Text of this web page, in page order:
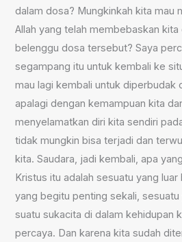
dalam dosa? Mungkinkah kita mau
Allah yang telah membebaskan kita
belenggu dosa tersebut? Saya
segampang itu untuk kembali ke
mau lagi kembali untuk diperbudak
apalagi dengan kemampuan kita
menyelamatkan diri kita sendiri
tidak mungkin bisa terjadi dan
kita. Saudara, jadi kembali, apa
Kristus itu adalah sesuatu yang
yang begitu penting sekali,
suatu sukacita di dalam kehidupan
percaya. Dan karena kita sudah